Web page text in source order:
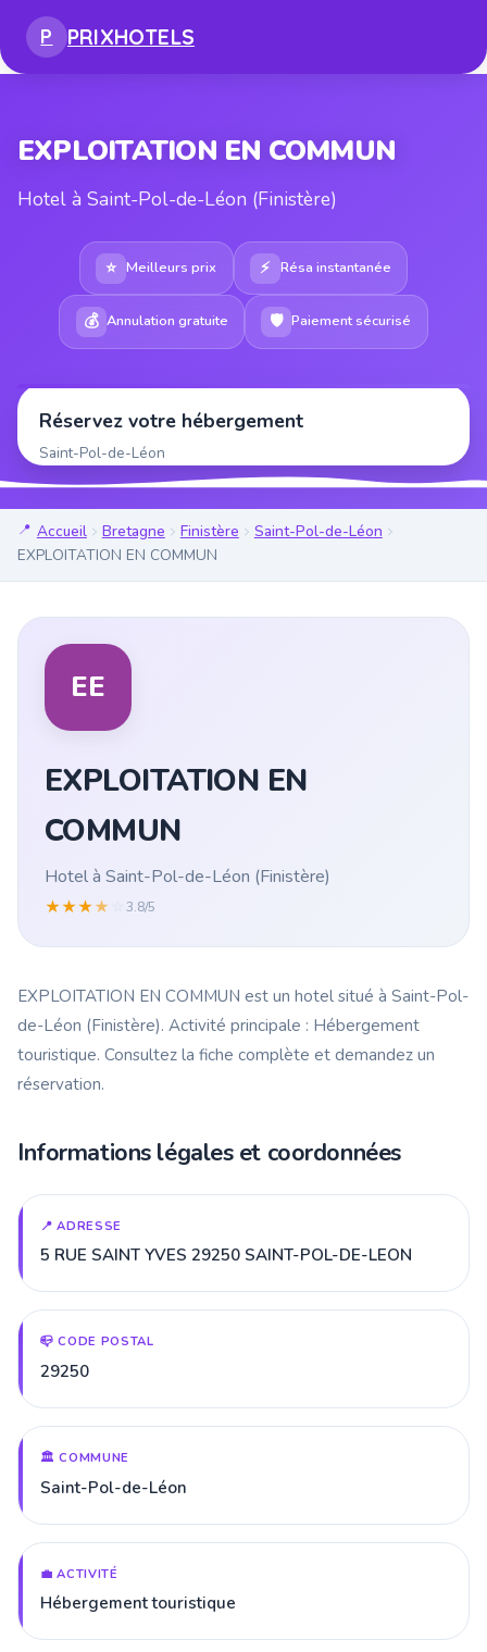
P PRIXHOTELS
EXPLOITATION EN COMMUN
Hotel à Saint-Pol-de-Léon (Finistère)
⭐ Meilleurs prix ⚡ Résa instantanée
💰 Annulation gratuite 🛡 Paiement sécurisé
Réservez votre hébergement
Saint-Pol-de-Léon
Accueil Bretagne Finistère
Saint-Pol-de-Léon
EXPLOITATION EN COMMUN
EE
EXPLOITATION EN
COMMUN
Hotel à Saint-Pol-de-Léon (Finistère)
★★★★ 3.8/5
EXPLOITATION EN COMMUN est un hotel situé à Saint-Pol-
de-Léon (Finistère). Activité principale : Hébergement
touristique. Consultez la fiche complète et demandez un
réservation.
Informations légales et coordonnées
📍 ADRESSE
5 RUE SAINT YVES 29250 SAINT-POL-DE-LEON
📪 CODE POSTAL
29250
🏛️ COMMUNE
Saint-Pol-de-Léon
💼 ACTIVITÉ
Hébergement touristique